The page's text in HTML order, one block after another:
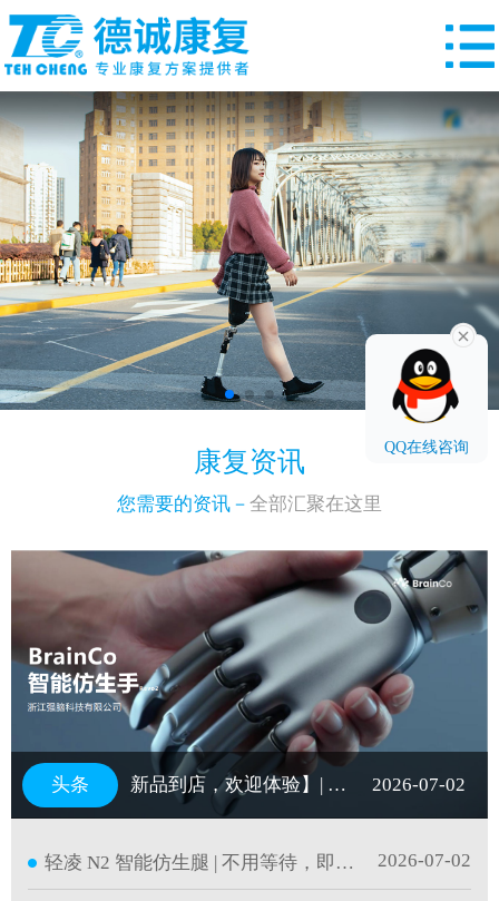
康复资讯
您需要的资讯－ 全部汇聚在这里
2026-07-02
新品到店，欢迎体验】| 以脑机科技，再造一双手
2026-07-02
轻凌 N2 智能仿生腿 | 不用等待，即刻重塑行走自
QQ在线咨询